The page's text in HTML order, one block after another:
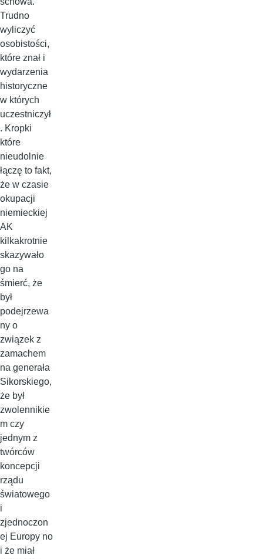
Trudno
wyliczyć
osobistości,
które znał i
wydarzenia
historyczne
w których
uczestniczył
. Kropki
które
nieudolnie
łączę to fakt,
że w czasie
okupacji
niemieckiej
AK
kilkakrotnie
skazywało
go na
śmierć, że
był
podejrzewa
ny o
związek z
zamachem
na generała
Sikorskiego,
że był
zwolennikie
m czy
jednym z
twórców
koncepcji
rządu
światowego
i
zjednoczon
ej Europy no
i że miał